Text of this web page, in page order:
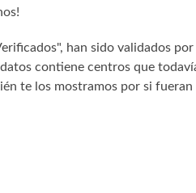
han sido validados por
contiene centros que
te los mostramos por si fueran